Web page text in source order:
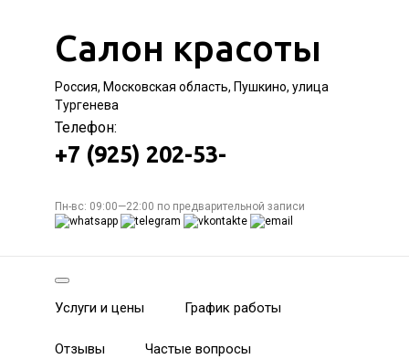
Салон красоты
Россия, Московская область, Пушкино, улица
Тургенева
Телефон:
+7 (925) 202-53-
Пн-вс: 09:00—22:00 по предварительной записи
Услуги и цены График работы
Отзывы Частые вопросы